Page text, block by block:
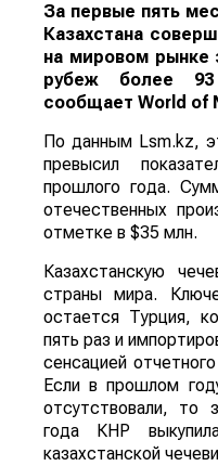
За первые пять
Казахстана
на мировом рынке
рубеж более
сообщает World of
По данным Lsm.kz,
превысил
прошлого года.
отечественных
отметке в $35 млн.
Казахстанскую
страны мира.
остается Турция,
пять раз и
сенсацией
Если в прошлом
отсутствовали, то
года КНР
казахстанской